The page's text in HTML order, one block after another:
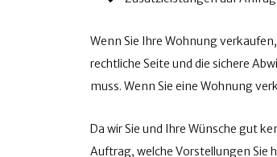
Wenn Sie Ihre Wohnung
rechtliche Seite und die sichere
muss. Wenn Sie eine Wohnung
Da wir Sie und Ihre Wünsche gut
Auftrag, welche Vorstellungen Sie